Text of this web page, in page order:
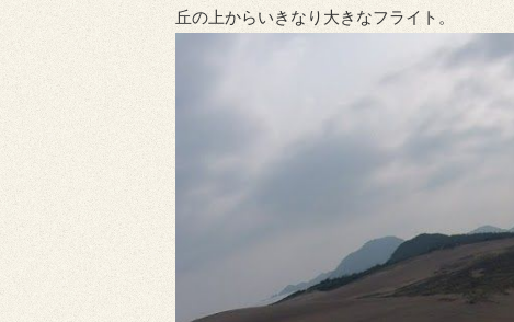
丘の上からいきなり大きなフライト。